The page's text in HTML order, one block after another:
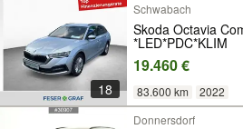
18
Schwabach
Skoda Octavia
*LED*PDC*KLIM
19.460 €
83.600 km 2022
Donnersdorf